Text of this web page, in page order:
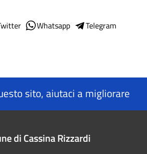
Whatsapp
Telegram
sito, aiutaci a migliorare
di Cassina Rizzardi